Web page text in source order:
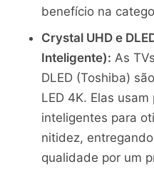
benefício na
Crystal UHD e
Inteligente): As
DLED (Toshiba)
LED 4K. Elas
inteligentes para
nitidez,
qualidade por um